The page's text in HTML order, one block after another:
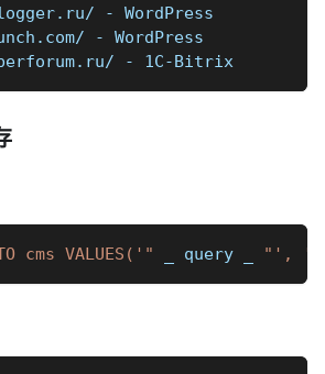
- WordPress
- WordPress
- 1C-Bitrix
cms VALUES('" query "', '"